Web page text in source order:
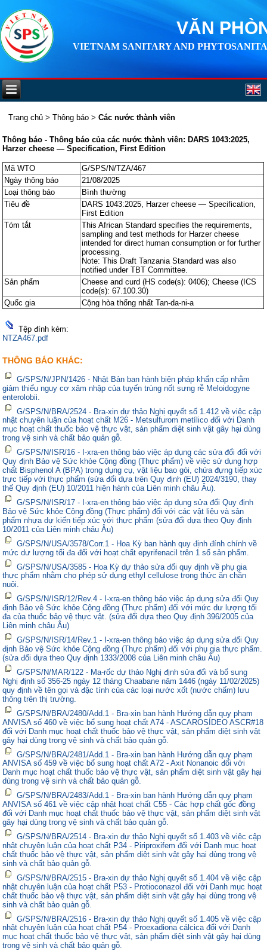
VĂN
VIETNAM SANITARY AND
Trang chủ >Thông báo >Các nước thành viên
Thông báo - Thông báo của các nước thành viên: DARS 1043:2025,
Harzer cheese — Specification, First Edition
Mã WTO
G/SPS/N/TZA/467
Ngày thông báo
21/08/2025
Loại thông báo
Bình thường
Tiêu đề
DARS 1043:2025, Harzer cheese — Specification,
First Edition
Tóm tắt
This African Standard specifies the requirements,
sampling and test methods for Harzer cheese
intended for direct human consumption or for further
processing.
Note: This Draft Tanzania Standard was also
notified under TBT Committee.
Sản phẩm
Cheese and curd (HS code(s): 0406); Cheese (ICS
code(s): 67.100.30)
Quốc gia
Cộng hòa thống nhất Tan-da-ni-a
Tệp đính kèm:
NTZA467.pdf
THÔNG BÁO KHÁC:
G/SPS/N/JPN/1426 - Nhật Bản ban hành biện pháp khẩn cấp nhằm
giảm thiểu nguy cơ xâm nhập của tuyến trùng nốt sưng rễ Meloidogyne
enterolobii.
G/SPS/N/BRA/2524 - Bra-xin dự thảo Nghị quyết số 1.412 về việc cập
nhật chuyên luận của hoạt chất M26 - Metsulfurom metílico đối với Danh
mục hoạt chất thuốc bảo vệ thực vật, sản phẩm diệt sinh vật gây hại dùng
trong vệ sinh và chất bảo quản gỗ.
G/SPS/N/ISR/16 - I-xra-en thông báo việc áp dụng các sửa đổi đối với
Quy định Bảo vệ Sức khỏe Cộng đồng (Thực phẩm) về việc sử dụng hợp
chất Bisphenol A (BPA) trong dụng cụ, vật liệu bao gói, chứa đựng tiếp xúc
trực tiếp với thực phẩm (sửa đổi dựa trên Quy định (EU) 2024/3190, thay
thế Quy định (EU) 10/2011 hiện hành của Liên minh châu Âu).
G/SPS/N/ISR/17 - I-xra-en thông báo việc áp dụng sửa đổi Quy định
Bảo vệ Sức khỏe Cộng đồng (Thực phẩm) đối với các vật liệu và sản
phẩm nhựa dự kiến tiếp xúc với thực phẩm (sửa đổi dựa theo Quy định
10/2011 của Liên minh châu Âu)
G/SPS/N/USA/3578/Corr.1 - Hoa Kỳ ban hành quy định đính chính về
mức dư lượng tối đa đối với hoạt chất epyrifenacil trên 1 số sản phẩm.
G/SPS/N/USA/3585 - Hoa Kỳ dự thảo sửa đổi quy định về phụ gia
thực phẩm nhằm cho phép sử dụng ethyl cellulose trong thức ăn chăn
nuôi.
G/SPS/N/ISR/12/Rev.4 - I-xra-en thông báo việc áp dụng sửa đổi Quy
định Bảo vệ Sức khỏe Cộng đồng (Thực phẩm) đối với mức dư lượng tối
đa của thuốc bảo vệ thực vật. (sửa đổi dựa theo Quy định 396/2005 của
Liên minh châu Âu)
G/SPS/N/ISR/14/Rev.1 - I-xra-en thông báo việc áp dụng sửa đổi Quy
định Bảo vệ Sức khỏe Cộng đồng (Thực phẩm) đối với phụ gia thực phẩm.
(sửa đổi dựa theo Quy định 1333/2008 của Liên minh châu Âu)
G/SPS/N/MAR/122 - Ma-rốc dự thảo Nghị định sửa đổi và bổ sung
Nghị định số 356-25 ngày 12 tháng Chaabane năm 1446 (ngày 11/02/2025)
quy định về tên gọi và đặc tính của các loại nước xốt (nước chấm) lưu
thông trên thị trường.
G/SPS/N/BRA/2480/Add.1 - Bra-xin ban hành Hướng dẫn quy phạm
ANVISA số 460 về việc bổ sung hoạt chất A74 - ASCAROSÍDEO ASCR#18
đối với Danh mục hoạt chất thuốc bảo vệ thực vật, sản phẩm diệt sinh vật
gây hại dùng trong vệ sinh và chất bảo quản gỗ.
G/SPS/N/BRA/2481/Add.1 - Bra-xin ban hành Hướng dẫn quy phạm
ANVISA số 459 về việc bổ sung hoạt chất A72 - Axit Nonanoic đối với
Danh mục hoạt chất thuốc bảo vệ thực vật, sản phẩm diệt sinh vật gây hại
dùng trong vệ sinh và chất bảo quản gỗ.
G/SPS/N/BRA/2483/Add.1 - Bra-xin ban hành Hướng dẫn quy phạm
ANVISA số 461 về việc cập nhật hoạt chất C55 - Các hợp chất gốc đồng
đối với Danh mục hoạt chất thuốc bảo vệ thực vật, sản phẩm diệt sinh vật
gây hại dùng trong vệ sinh và chất bảo quản gỗ.
G/SPS/N/BRA/2514 - Bra-xin dự thảo Nghị quyết số 1.403 về việc cập
nhật chuyên luận của hoạt chất P34 - Piriproxifem đối với Danh mục hoạt
chất thuốc bảo vệ thực vật, sản phẩm diệt sinh vật gây hại dùng trong vệ
sinh và chất bảo quản gỗ.
G/SPS/N/BRA/2515 - Bra-xin dự thảo Nghị quyết số 1.404 về việc cập
nhật chuyên luận của hoạt chất P53 - Protioconazol đối với Danh mục hoạt
chất thuốc bảo vệ thực vật, sản phẩm diệt sinh vật gây hại dùng trong vệ
sinh và chất bảo quản gỗ.
G/SPS/N/BRA/2516 - Bra-xin dự thảo Nghị quyết số 1.405 về việc cập
nhật chuyên luận của hoạt chất P54 - Proexadiona cálcica đối với Danh
mục hoạt chất thuốc bảo vệ thực vật, sản phẩm diệt sinh vật gây hại dùng
trong vệ sinh và chất bảo quản gỗ.